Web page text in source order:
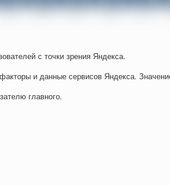
с точки зрения Яндекса.
и данные сервисов Яндекса.
главного.